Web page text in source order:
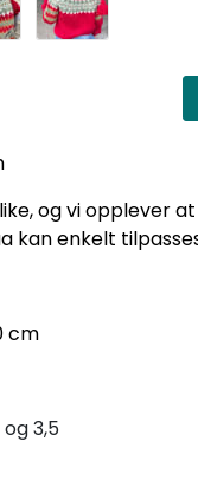
og vi opplever
kan enkelt
cm
3,5